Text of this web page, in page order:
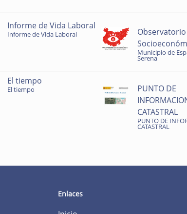
Informe de Vida Laboral
Informe de Vida Laboral
Observatorio
Municipio de
Serena
El tiempo
El tiempo
PUNTO DE
CATASTRAL
PUNTO DE
CATASTRAL
Enlaces